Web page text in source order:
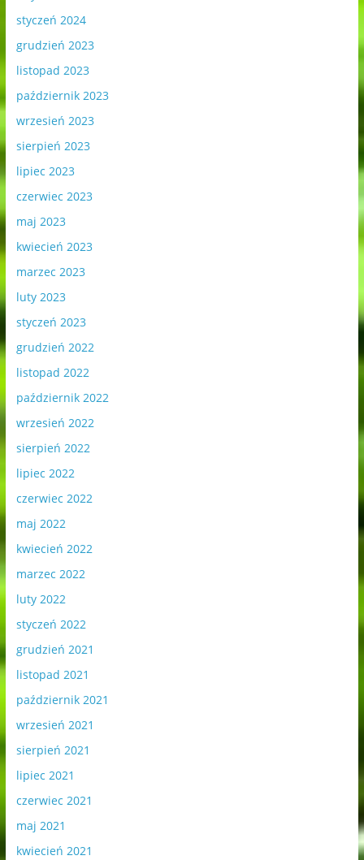
styczeń 2024
grudzień 2023
listopad 2023
październik 2023
wrzesień 2023
sierpień 2023
lipiec 2023
czerwiec 2023
maj 2023
kwiecień 2023
marzec 2023
luty 2023
styczeń 2023
grudzień 2022
listopad 2022
październik 2022
wrzesień 2022
sierpień 2022
lipiec 2022
czerwiec 2022
maj 2022
kwiecień 2022
marzec 2022
luty 2022
styczeń 2022
grudzień 2021
listopad 2021
październik 2021
wrzesień 2021
sierpień 2021
lipiec 2021
czerwiec 2021
maj 2021
kwiecień 2021